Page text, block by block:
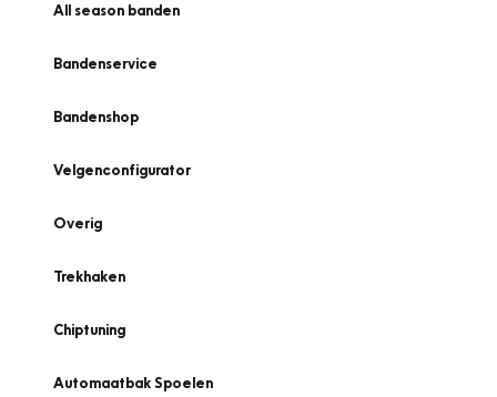
All season banden
Bandenservice
Bandenshop
Velgenconfigurator
Overig
Trekhaken
Chiptuning
Automaatbak Spoelen